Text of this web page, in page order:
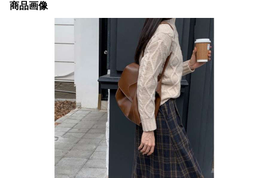
商品画像